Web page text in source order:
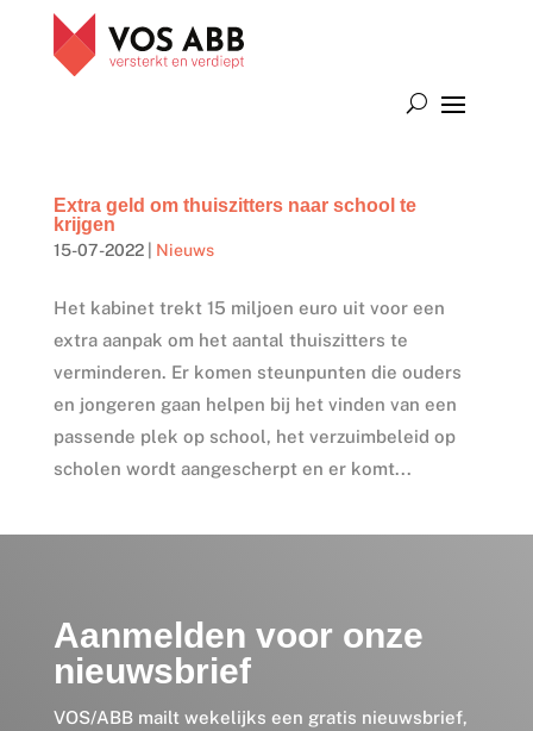
Extra geld om thuiszitters naar school te
krijgen
15-07-2022| Nieuws
Het kabinet trekt 15 miljoen euro uit voor een
extra aanpak om het aantal thuiszitters te
verminderen. Er komen steunpunten die ouders
en jongeren gaan helpen bij het vinden van een
passende plek op school, het verzuimbeleid op
scholen wordt aangescherpt en er komt...
Aanmelden voor onze
nieuwsbrief
VOS/ABB mailt wekelijks een gratis nieuwsbrief,